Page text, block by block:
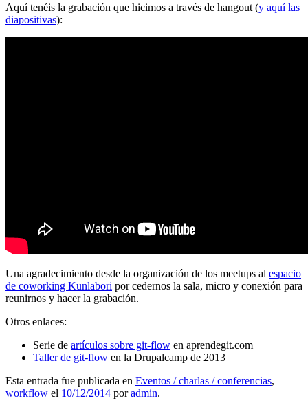
Aquí tenéis la grabación que hicimos a través de hangout (y aquí las
diapositivas):
Una agradecimiento desde la organización de los meetups al espacio
de coworking Kunlabori por cedernos la sala, micro y conexión para
reunirnos y hacer la grabación.
Otros enlaces:
Serie de artículos sobre git-flow en aprendegit.com
Taller de git-flow en la Drupalcamp de 2013
Esta entrada fue publicada en Eventos / charlas / conferencias,
workflow el 10/12/2014 poradmin.